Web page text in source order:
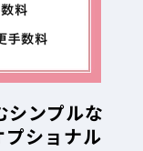
シンプルな
ショナル